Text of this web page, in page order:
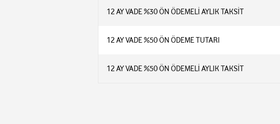
12 AY VADE %30 ÖN ÖDEMELİ AYLIK TAKSİT
12 AY VADE %50 ÖN ÖDEME TUTARI
12 AY VADE %50 ÖN ÖDEMELİ AYLIK TAKSİT